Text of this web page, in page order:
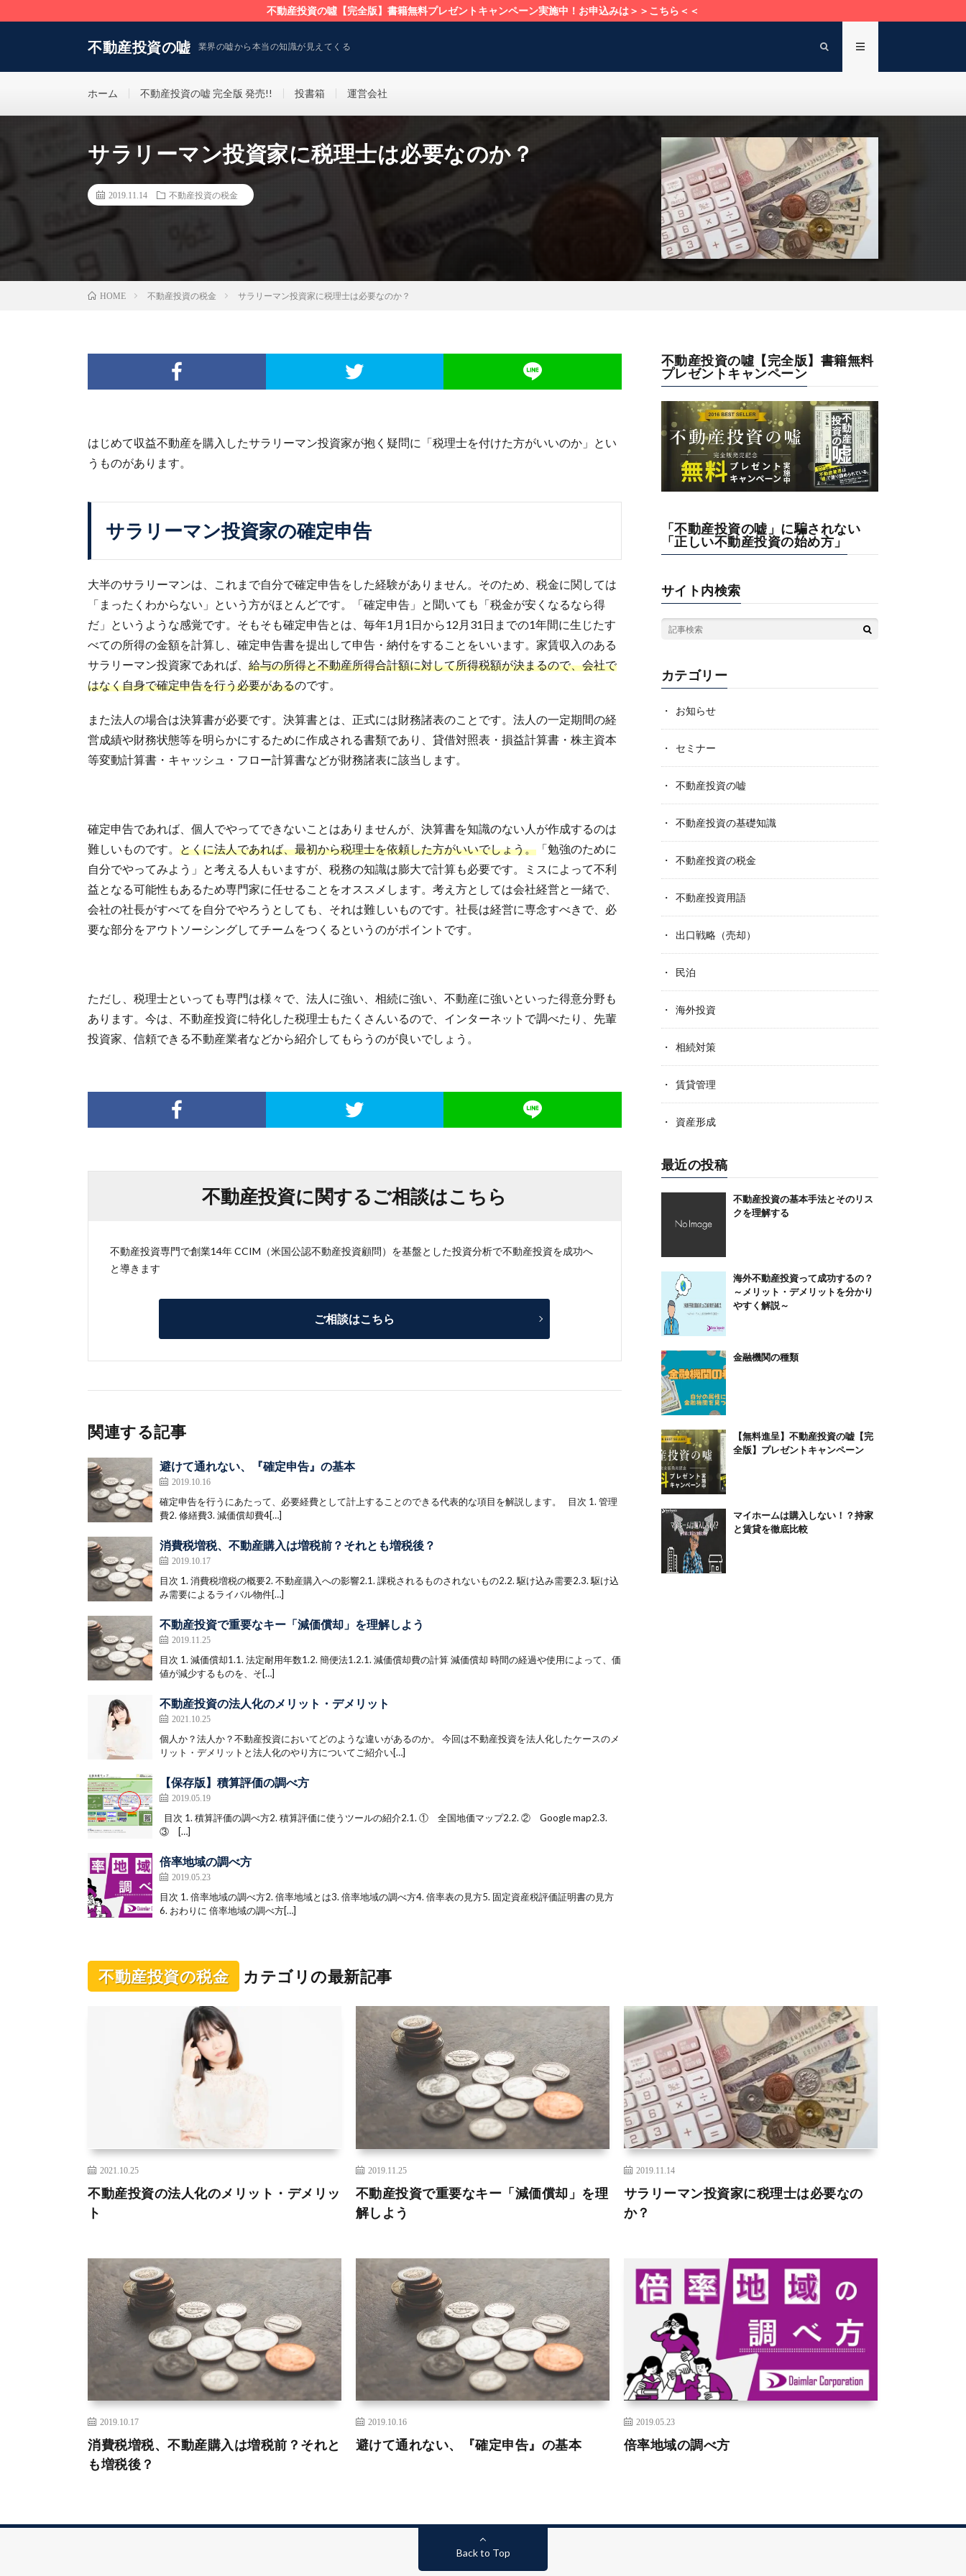
不動産投資の噓【完全版】書籍無料プレゼントキャンペーン実施中！お申込みは＞＞こちら＜＜
不動産投資の嘘 業界の嘘から本当の知識が見えてくる
ホーム 不動産投資の嘘 完全版 発売!! 投書箱 運営会社
サラリーマン投資家に税理士は必要なのか？
2019.11.14 不動産投資の税金
HOME 不動産投資の税金 サラリーマン投資家に税理士は必要なのか？
はじめて収益不動産を購入したサラリーマン投資家が抱く疑問に「税理士を付けた方がいいのか」とい
うものがあります。
サラリーマン投資家の確定申告
大半のサラリーマンは、これまで自分で確定申告をした経験がありません。そのため、税金に関しては
「まったくわからない」という方がほとんどです。「確定申告」と聞いても「税金が安くなるなら得
だ」というような感覚です。そもそも確定申告とは、毎年1月1日から12月31日までの1年間に生じたす
べての所得の金額を計算し、確定申告書を提出して申告・納付をすることをいいます。家賃収入のある
サラリーマン投資家であれば、 給与の所得と不動産所得合計額に対して所得税額が決まるので、会社で
はなく自身で確定申告を行う必要があるのです。
また法人の場合は決算書が必要です。決算書とは、正式には財務諸表のことです。法人の一定期間の経
営成績や財務状態等を明らかにするために作成される書類であり、貸借対照表・損益計算書・株主資本
等変動計算書・キャッシュ・フロー計算書などが財務諸表に該当します。
確定申告であれば、個人でやってできないことはありませんが、決算書を知識のない人が作成するのは
難しいものです。 とくに法人であれば、最初から税理士を依頼した方がいいでしょう。 「勉強のために
自分でやってみよう」と考える人もいますが、税務の知識は膨大で計算も必要です。ミスによって不利
益となる可能性もあるため専門家に任せることをオススメします。考え方としては会社経営と一緒で、
会社の社長がすべてを自分でやろうとしても、それは難しいものです。社長は経営に専念すべきで、必
要な部分をアウトソーシングしてチームをつくるというのがポイントです。
ただし、税理士といっても専門は様々で、法人に強い、相続に強い、不動産に強いといった得意分野も
あります。今は、不動産投資に特化した税理士もたくさんいるので、インターネットで調べたり、先輩
投資家、信頼できる不動産業者などから紹介してもらうのが良いでしょう。
不動産投資に関するご相談はこちら
不動産投資専門で創業14年 CCIM（米国公認不動産投資顧問）を基盤とした投資分析で不動産投資を成功へ
と導きます
ご相談はこちら
関連する記事
避けて通れない、『確定申告』の基本
2019.10.16
確定申告を行うにあたって、必要経費として計上することのできる代表的な項目を解説します。 目次 1. 管理
費2. 修繕費3. 減価償却費4[…]
消費税増税、不動産購入は増税前？それとも増税後？
2019.10.17
目次 1. 消費税増税の概要2. 不動産購入への影響2.1. 課税されるものされないもの2.2. 駆け込み需要2.3. 駆け込
み需要によるライバル物件[…]
不動産投資で重要なキー「減価償却」を理解しよう
2019.11.25
目次 1. 減価償却1.1. 法定耐用年数1.2. 簡便法1.2.1. 減価償却費の計算 減価償却 時間の経過や使用によって、価
値が減少するものを、そ[…]
不動産投資の法人化のメリット・デメリット
2021.10.25
個人か？法人か？不動産投資においてどのような違いがあるのか。 今回は不動産投資を法人化したケースのメ
リット・デメリットと法人化のやり方についてご紹介い[…]
【保存版】積算評価の調べ方
2019.05.19
目次 1. 積算評価の調べ方2. 積算評価に使うツールの紹介2.1. ① 全国地価マップ2.2. ② Google map2.3.
③ […]
倍率地域の調べ方
2019.05.23
目次 1. 倍率地域の調べ方2. 倍率地域とは3. 倍率地域の調べ方4. 倍率表の見方5. 固定資産税評価証明書の見方
6. おわりに 倍率地域の調べ方[…]
不動産投資の噓【完全版】書籍無料
プレゼントキャンペーン
「不動産投資の嘘」に騙されない
「正しい不動産投資の始め方」
サイト内検索
カテゴリー
お知らせ
セミナー
不動産投資の嘘
不動産投資の基礎知識
不動産投資の税金
不動産投資用語
出口戦略（売却）
民泊
海外投資
相続対策
賃貸管理
資産形成
最近の投稿
不動産投資の基本手法とそのリス
クを理解する
海外不動産投資って成功するの？
～メリット・デメリットを分かり
やすく解説～
金融機関の種類
【無料進呈】不動産投資の嘘【完
全版】プレゼントキャンペーン
マイホームは購入しない！？持家
と賃貸を徹底比較
不動産投資の税金 カテゴリの最新記事
2021.10.25
不動産投資の法人化のメリット・デメリッ
ト
2019.11.25
不動産投資で重要なキー「減価償却」を理
解しよう
2019.11.14
サラリーマン投資家に税理士は必要なの
か？
2019.10.17
消費税増税、不動産購入は増税前？それと
も増税後？
2019.10.16
避けて通れない、『確定申告』の基本
2019.05.23
倍率地域の調べ方
Back to Top